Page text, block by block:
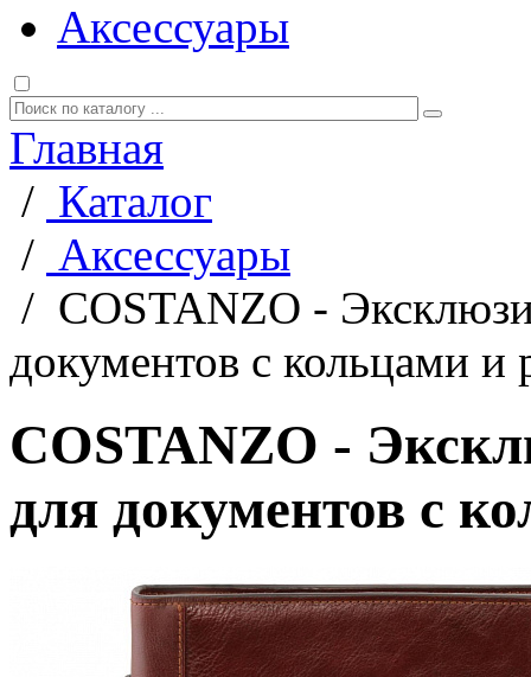
Аксессуары
Главная
/ Каталог
/ Аксессуары
/ COSTANZO -
документов с кольцами и
COSTANZO -
для документов с